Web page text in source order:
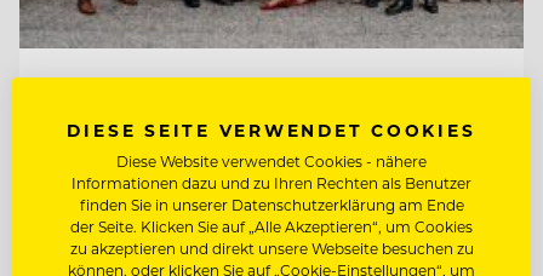
Kempinski Hotel Berchtesgaden
83471 Berchtesgaden, Deutschland
DIESE SEITE VERWENDET COOKIES
Diese Website verwendet Cookies - nähere
Informationen dazu und zu Ihren Rechten als Benutzer
finden Sie in unserer Datenschutzerklärung am Ende
der Seite. Klicken Sie auf „Alle Akzeptieren“, um Cookies
zu akzeptieren und direkt unsere Webseite besuchen zu
können, oder klicken Sie auf „Cookie-Einstellungen“, um